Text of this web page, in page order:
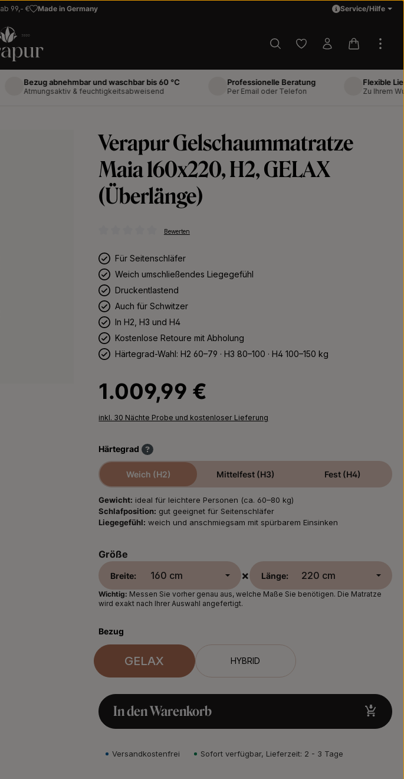
ab 99,- € Made in Germany Service/Hilfe
Du hast 0 Produkte auf
Bezug abnehmbar und waschbar bis 60 °C
Atmungsaktiv & feuchtigkeitsabweisend
Professionelle Beratung
Per Email oder Telefon
Flexible Lieferung
Zu Ihrem
Bewerten
Verapur Gelschaummatratze
Maia 160x220, H2, GELAX
(Überlänge)
Für Seitenschläfer
Weich umschließendes Liegegefühl
Druckentlastend
Auch für Schwitzer
In H2, H3 und H4
Kostenlose Retoure mit Abholung
Härtegrad-Wahl: H2 60–79 · H3 80–100 · H4 100–150 kg
Regulärer Preis:
1.009,99 €
inkl. 30 Nächte Probe und kostenloser Lieferung
Bezug
GELAX HYBRID
Größe
Breite: × Länge:
Wichtig: Messen Sie vorher genau aus, welche Maße Sie benötigen. Die Matratze
wird exakt nach Ihrer Auswahl angefertigt.
Härtegrad
Weich (H2) Mittelfest (H3) Fest (H4)
Gewicht: ideal für leichtere Personen (ca. 60–80 kg)
Schlafposition: gut geeignet für Seitenschläfer
Liegegefühl: weich und anschmiegsam mit spürbarem Einsinken
In den Warenkorb
Versandkostenfrei Sofort verfügbar, Lieferzeit: 2 - 3 Tage